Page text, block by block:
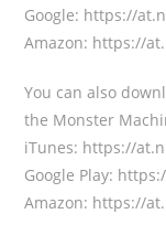
Google: https://
Amazon: https://
You can also
the Monster
iTunes: https://
Google Play:
Amazon: https://